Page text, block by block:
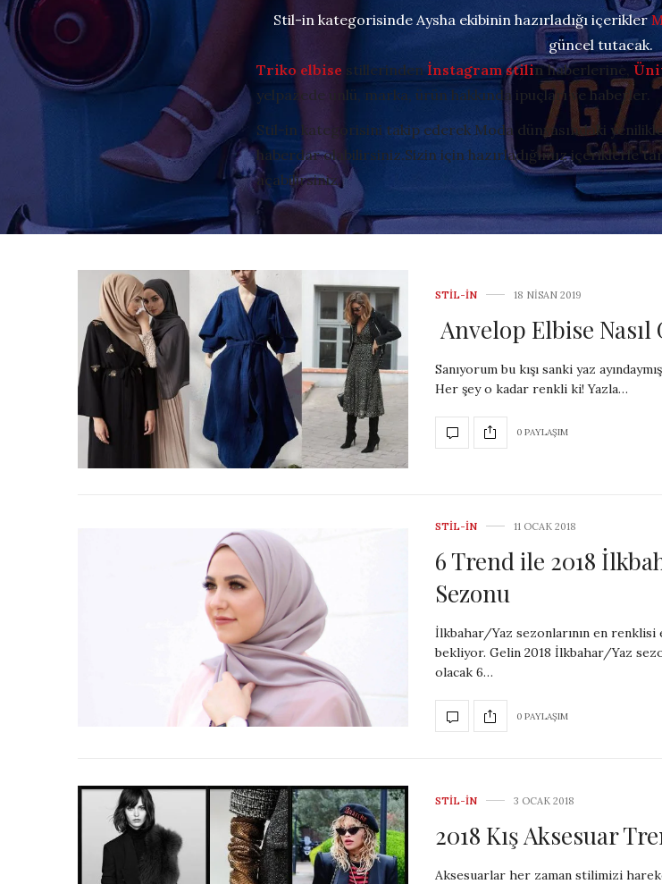
Stil-in kategorisinde Aysha ekibinin hazırladığı içerikler
güncel tutacak.
Triko elbise stillerinden İnstagram stilinhaberlerine,
yelpazede ünlü, marka, ürün hakkında ipuçları ve haberler.
Stil-in kategorisini takip ederek Moda dünyasındaki
haberdar olabilirsiniz.Sizin için hazırladığımız içeriklerle
açabilirsiniz.
STIL-IN 18 NISAN 2019
Anvelop Elbise
Sanıyorum bu kışı sanki yaz
Her şey o kadar renkli ki! Yazla…
0 PAYLAŞIM
STIL-IN 11 OCAK 2018
6 Trend ile 2018
Sezonu
İlkbahar/Yaz sezonlarının en renklisi
bekliyor. Gelin 2018 İlkbahar/Yaz
olacak 6…
0 PAYLAŞIM
STIL-IN 3 OCAK 2018
2018 Kış Aksesuar
Aksesuarlar her zaman stilimizi